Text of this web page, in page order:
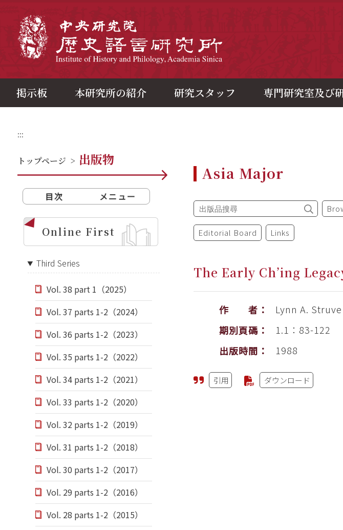
掲示板 本研究所の紹介 研究スタッフ 専門研究室及び
:::
トップページ > 出版物
目次 メニュー
Online First
Third Series
Vol. 38 part 1（2025）
Vol. 37 parts 1-2（2024）
Vol. 36 parts 1-2（2023）
Vol. 35 parts 1-2（2022）
Vol. 34 parts 1-2（2021）
Vol. 33 parts 1-2（2020）
Vol. 32 parts 1-2（2019）
Vol. 31 parts 1-2（2018）
Vol. 30 parts 1-2（2017）
Vol. 29 parts 1-2（2016）
Vol. 28 parts 1-2（2015）
Asia Major
Editorial Board Links
The Early Ch’ing
作 者：
Lynn A. Struve
期別頁碼：
1.1：83-122
出版時間：
1988
引用 ダウンロード